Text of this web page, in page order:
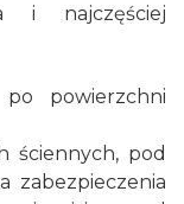
i najczęściej
po powierzchni
ściennych, pod
zabezpieczenia